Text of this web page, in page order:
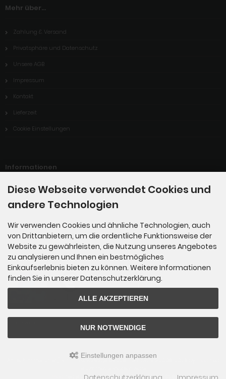
Mehr über...
Zahlung & Versand
Privatsphäre und Datenschutz
Unsere AGB
Impressum
Kontakt
Lieferzeit
Cookie Einstellungen
Informationen
Sitemap
Widerrufsrecht / Widerufsformular
Zahlungsmethoden
Antischimmellüfter / Schimmelvorsorge © 2026 | Template © 2009-2026 by
ified eCommerce Shopsoftware © 2009-2026
Diese Webseite verwendet Cookies und
andere Technologien
Wir verwenden Cookies und ähnliche Technologien, auch
von Drittanbietern, um die ordentliche Funktionsweise der
Website zu gewährleisten, die Nutzung unseres Angebotes
zu analysieren und Ihnen ein bestmögliches
Einkaufserlebnis bieten zu können. Weitere Informationen
finden Sie in unserer Datenschutzerklärung.
ALLE AKZEPTIEREN
NUR NOTWENDIGE
Einstellungen anpassen